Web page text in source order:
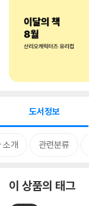
도서정보
소개 관련분류
이 상품의 태그